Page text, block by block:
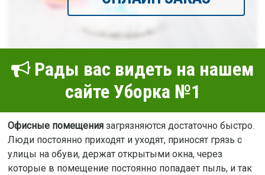
Рады вас видеть на нашем
сайте Уборка №1
Офисные помещениязагрязняются достаточно быстро.
Люди постоянно приходят и уходят, приносят грязь с
улицы на обуви, держат открытыми окна, через
которые в помещение постоянно попадает пыль, и так